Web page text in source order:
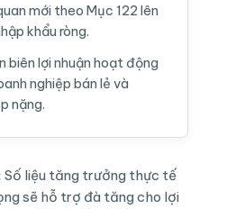
mới theo Mục 122 lên
khẩu ròng.
biên lợi nhuận hoạt động
nghiệp bán lẻ và
nặng.
Số liệu tăng trưởng thực tế
sẽ hỗ trợ đà tăng cho lợi